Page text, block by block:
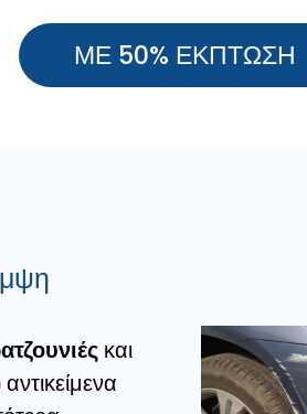
ΜΕ 50% ΕΚΠΤΩΣΗ
και